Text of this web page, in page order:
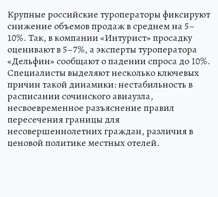
Крупные российские туроператоры фиксируют
снижение объемов продаж в среднем на 5–
10%. Так, в компании «Интурист» просадку
оценивают в 5–7%, а эксперты туроператора
«Дельфин» сообщают о падении спроса до 10%.
Специалисты выделяют несколько ключевых
причин такой динамики: нестабильность в
расписании сочинского авиаузла,
несвоевременное разъяснение правил
пересечения границы для
несовершеннолетних граждан, различия в
ценовой политике местных отелей.